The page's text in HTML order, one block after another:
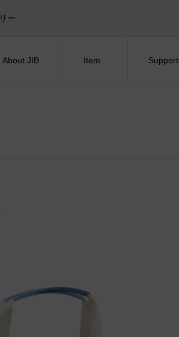
ー
About JIB Item Support